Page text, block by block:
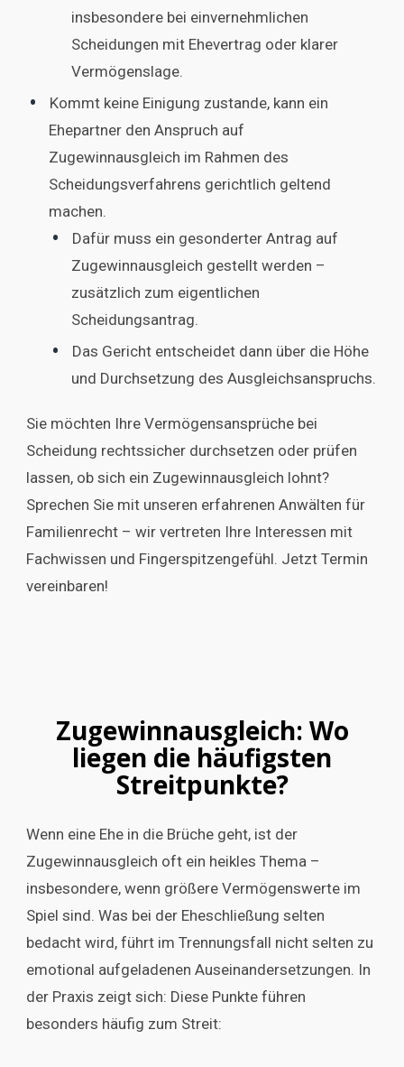
insbesondere bei einvernehmlichen
Scheidungen mit Ehevertrag oder klarer
Vermögenslage.
Kommt keine Einigung zustande, kann ein
Ehepartner den Anspruch auf
Zugewinnausgleich im Rahmen des
Scheidungsverfahrens gerichtlich geltend
machen.
Dafür muss ein gesonderter Antrag auf
Zugewinnausgleich gestellt werden –
zusätzlich zum eigentlichen
Scheidungsantrag.
Das Gericht entscheidet dann über die Höhe
und Durchsetzung des Ausgleichsanspruchs.
Sie möchten Ihre Vermögensansprüche bei
Scheidung rechtssicher durchsetzen oder prüfen
lassen, ob sich ein Zugewinnausgleich lohnt?
Sprechen Sie mit unseren erfahrenen Anwälten für
Familienrecht – wir vertreten Ihre Interessen mit
Fachwissen und Fingerspitzengefühl. Jetzt Termin
vereinbaren!
Zugewinnausgleich: Wo
liegen die häufigsten
Streitpunkte?
Wenn eine Ehe in die Brüche geht, ist der
Zugewinnausgleich oft ein heikles Thema –
insbesondere, wenn größere Vermögenswerte im
Spiel sind. Was bei der Eheschließung selten
bedacht wird, führt im Trennungsfall nicht selten zu
emotional aufgeladenen Auseinandersetzungen. In
der Praxis zeigt sich: Diese Punkte führen
besonders häufig zum Streit: